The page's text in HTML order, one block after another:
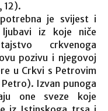
12).
je svijest i
ljubavi iz koje niče
crkvenoga
pozivu i njegovoj
u Crkvi s Petrovim
Izvan punoga
one sveze koje